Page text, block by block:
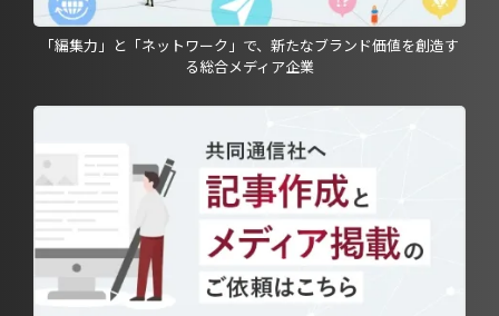
「編集力」と「ネットワーク」で、新たなブランド価値を創造す
る総合メディア企業